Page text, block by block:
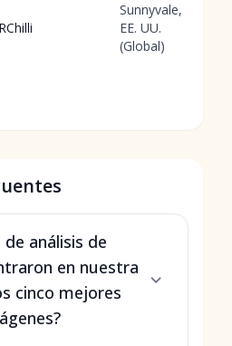
RChilli
Sunnyvale,
EE. UU.
(Global)
análisis de
en nuestra
cinco mejores